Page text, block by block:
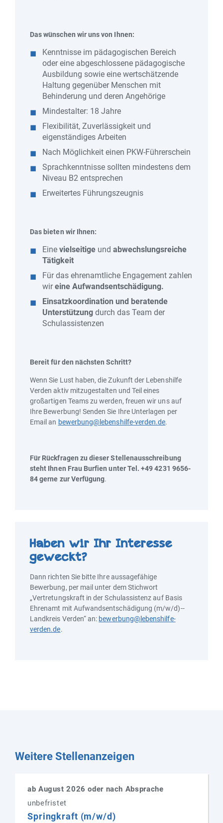
Das wünschen wir uns von Ihnen:
Kenntnisse im pädagogischen Bereich
oder eine abgeschlossene pädagogische
Ausbildung sowie eine wertschätzende
Haltung gegenüber Menschen mit
Behinderung und deren Angehörige
Mindestalter: 18 Jahre
Flexibilität, Zuverlässigkeit und
eigenständiges Arbeiten
Nach Möglichkeit einen PKW-Führerschein
Sprachkenntnisse sollten mindestens dem
Niveau B2 entsprechen
Erweitertes Führungszeugnis
Das bieten wir Ihnen:
Eine vielseitige und abwechslungsreiche
Tätigkeit
Für das ehrenamtliche Engagement zahlen
wireine Aufwandsentschädigung.
Einsatzkoordination und beratende
Unterstützung durch das Team der
Schulassistenzen
Bereit für den nächsten Schritt?
Wenn Sie Lust haben, die Zukunft der Lebenshilfe
Verden aktiv mitzugestalten und Teil eines
großartigen Teams zu werden, freuen wir uns auf
Ihre Bewerbung! Senden Sie Ihre Unterlagen per
Email an bewerbung@lebenshilfe-verden.de.
Für Rückfragen zu dieser Stellenausschreibung
steht Ihnen Frau Burfien unterTel. +49 4231 9656-
84 gerne zur Verfügung.
Haben wir Ihr Interesse
geweckt?
Dann richten Sie bitte Ihre aussagefähige
Bewerbung, per mail unter dem Stichwort
„Vertretungskraft in der Schulassistenz auf Basis
Ehrenamt mit Aufwandsentschädigung (m/w/d)--
Landkreis Verden“ an: bewerbung@lebenshilfe-
verden.de.
Weitere Stellenanzeigen
ab August 2026 oder nach Absprache
unbefristet
Springkraft (m/w/d)